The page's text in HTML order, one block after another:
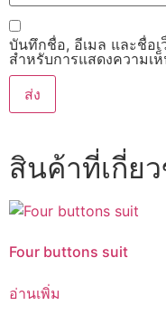
บันทึกชื่อ, อีเมล และชื่อเ
สำหรับการแสดงความเ
สินค้าที่เกี่ย
Four buttons suit
อ่านเพิ่ม